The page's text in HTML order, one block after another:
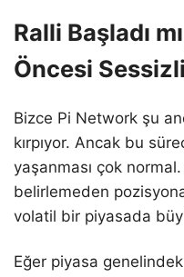
Ralli Başladı
Öncesi
Bizce Pi Network şu
kırpıyor. Ancak bu
yaşanması çok
belirlemeden
volatil bir piyasada
Eğer piyasa